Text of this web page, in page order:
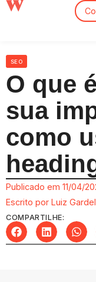
SEO
O que
sua
como
Publicado em 11/04/
Escrito por Luiz
COMPARTILHE: